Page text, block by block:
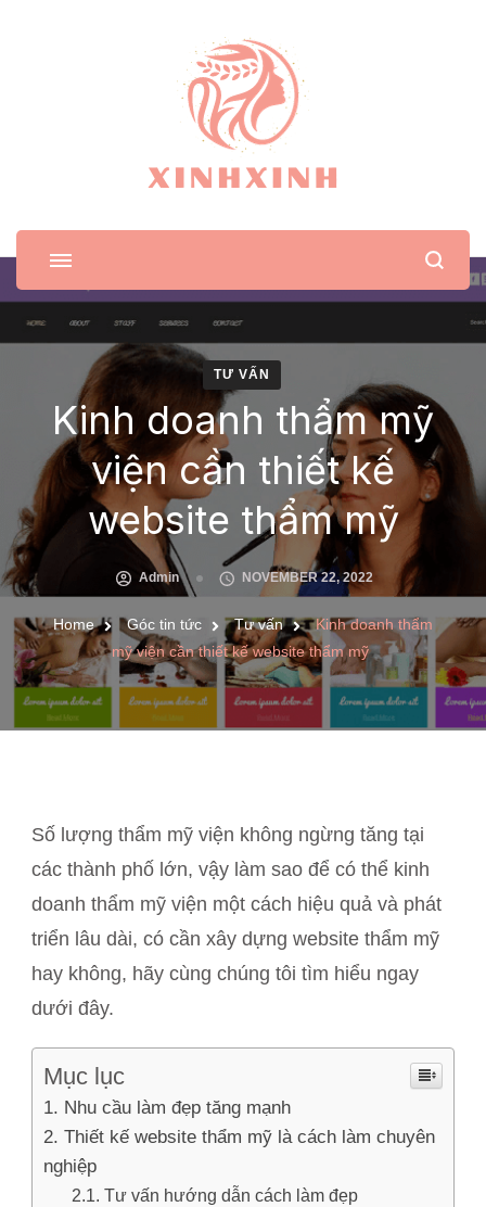
XinhXinh
Trang tin tức cho phái đẹp
TƯ VẤN
Kinh doanh thẩm mỹ
viện cần thiết kế
website thẩm mỹ
Admin NOVEMBER 22, 2022
Home Góc tin tức Tư vấn
Kinh doanh thẩm
mỹ viện cần thiết kế website thẩm mỹ
Số lượng thẩm mỹ viện không ngừng tăng tại
các thành phố lớn, vậy làm sao để có thể kinh
doanh thẩm mỹ viện một cách hiệu quả và phát
triển lâu dài, có cần xây dựng website thẩm mỹ
hay không, hãy cùng chúng tôi tìm hiểu ngay
dưới đây.
Mục lục
Nhu cầu làm đẹp tăng mạnh
Thiết kế website thẩm mỹ là cách làm chuyên
nghiệp
Tư vấn hướng dẫn cách làm đẹp